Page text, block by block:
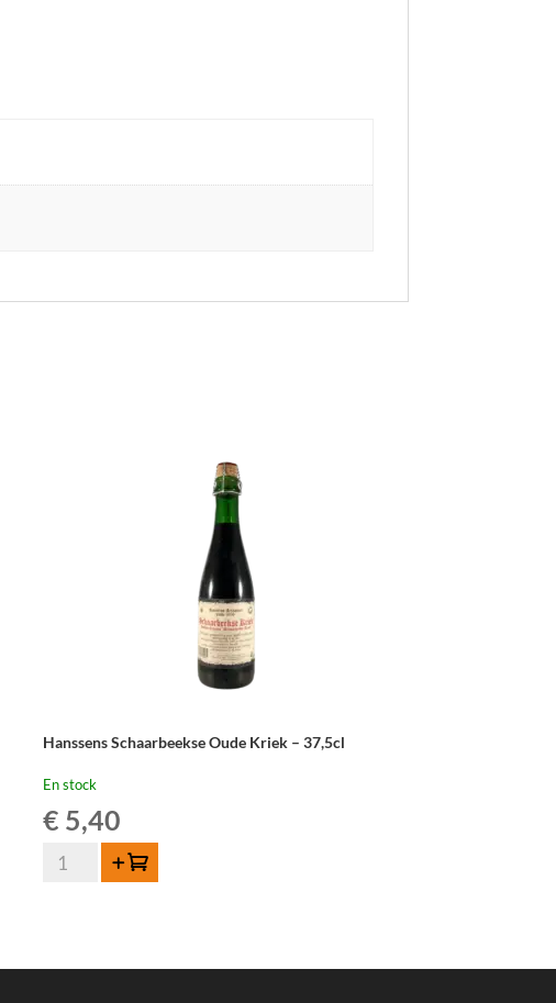
Hanssens Schaarbeekse Oude Kriek – 37,5cl
En stock
€ 5,40
quantité
Ajouter au panier